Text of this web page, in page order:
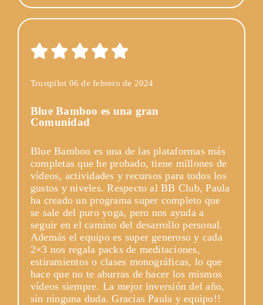
Trustpilot 06 de febrero de 2024
Blue Bamboo es una gran
Comunidad
Blue Bamboo es una de las plataformas más
completas que he probado, tiene millones de
vídeos, actividades y recursos para todos los
gustos y niveles. Respecto al BB Club, Paula
ha creado un programa super completo que
se sale del puro yoga, pero nos ayuda a
seguir en el camino del desarrollo personal.
Además el equipo es super generoso y cada
2×3 nos regala packs de meditaciones,
estiramientos o clases monográficas, lo que
hace que no te aburras de hacer los mismos
vídeos siempre. La mejor inversión del año,
sin ninguna duda. Gracias Paula y equipo!!